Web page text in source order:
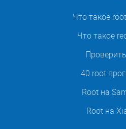
Что такое
Что такое
40 root
Root на
Root на